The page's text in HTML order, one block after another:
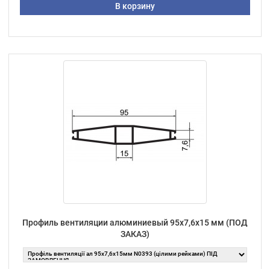
В корзину
Профиль вентиляции алюминиевый 95х7,6х15 мм (ПОД
ЗАКАЗ)